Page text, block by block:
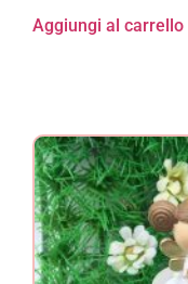
Aggiungi al carrello